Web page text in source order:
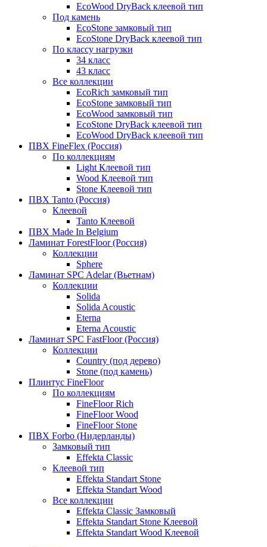
EcoWood DryBack клеевой тип
Под камень
EcoStone замковый тип
EcoStone DryBack клеевой тип
По классу нагрузки
34 класс
43 класс
Все коллекции
EcoRich замковый тип
EcoStone замковый тип
EcoWood замковый тип
EcoStone DryBack клеевой тип
EcoWood DryBack клеевой тип
ПВХ FineFlex (Россия)
По коллекциям
Light Клеевой тип
Wood Клеевой тип
Stone Клеевой тип
ПВХ Tanto (Россия)
Клеевой
Tanto Клеевой
ПВХ Made In Belgium
Ламинат ForestFloor (Россия)
Коллекции
Sphere
Ламинат SPC Adelar (Вьетнам)
Коллекции
Solida
Solida Acoustic
Eterna
Eterna Acoustic
Ламинат SPC FastFloor (Россия)
Коллекции
Country (под дерево)
Stone (под камень)
Плинтус FineFloor
По коллекциям
FineFloor Rich
FineFloor Wood
FineFloor Stone
ПВХ Forbo (Нидерланды)
Замковый тип
Effekta Classic
Клеевой тип
Effekta Standart Stone
Effekta Standart Wood
Все коллекции
Effekta Classic Замковый
Effekta Standart Stone Клеевой
Effekta Standart Wood Клеевой